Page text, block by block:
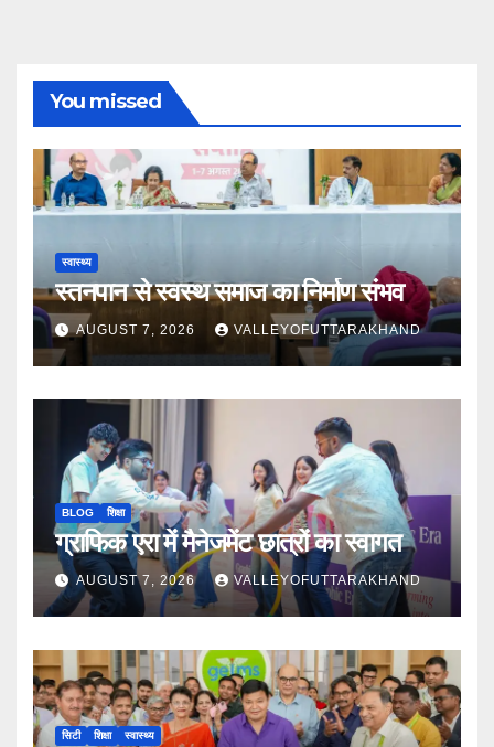
You missed
स्वास्थ्य
स्तनपान से स्वस्थ समाज का निर्माण संभव
AUGUST 7, 2026 VALLEYOFUTTARAKHAND
BLOG शिक्षा
ग्राफिक एरा में मैनेजमेंट छात्रों का स्वागत
AUGUST 7, 2026 VALLEYOFUTTARAKHAND
सिटी शिक्षा स्वास्थ्य